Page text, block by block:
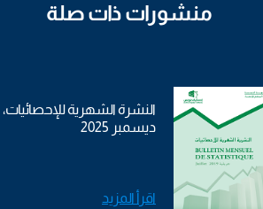
منشورات ذات صلة
النشرة الشهرية للإحصائيات،
ديسمبر 2025
اقرأ المزيد